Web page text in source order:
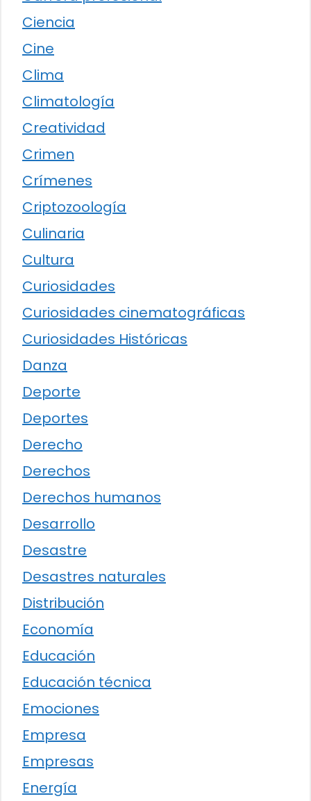
Ciencia
Cine
Clima
Climatología
Creatividad
Crimen
Crímenes
Criptozoología
Culinaria
Cultura
Curiosidades
Curiosidades cinematográficas
Curiosidades Históricas
Danza
Deporte
Deportes
Derecho
Derechos
Derechos humanos
Desarrollo
Desastre
Desastres naturales
Distribución
Economía
Educación
Educación técnica
Emociones
Empresa
Empresas
Energía